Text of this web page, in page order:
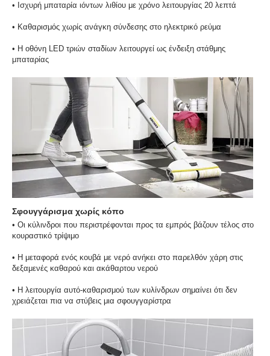
• Ισχυρή μπαταρία ιόντων λιθίου με χρόνο λειτουργίας 20 λεπτά
• Καθαρισμός χωρίς ανάγκη σύνδεσης στο ηλεκτρικό ρεύμα
• Η οθόνη LED τριών σταδίων λειτουργεί ως ένδειξη στάθμης
μπαταρίας
Σφουγγάρισμα χωρίς κόπο
• Οι κύλινδροι που περιστρέφονται προς τα εμπρός βάζουν τέλος στο
κουραστικό τρίψιμο
• Η μεταφορά ενός κουβά με νερό ανήκει στο παρελθόν χάρη στις
δεξαμενές καθαρού και ακάθαρτου νερού
• Η λειτουργία αυτό-καθαρισμού των κυλίνδρων σημαίνει ότι δεν
χρειάζεται πια να στύβεις μια σφουγγαρίστρα